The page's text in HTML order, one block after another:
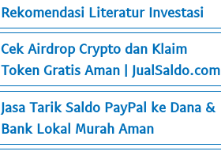
Rekomendasi Literatur Investasi
Cek Airdrop Crypto dan Klaim
Token Gratis Aman | JualSaldo.com
Jasa Tarik Saldo PayPal ke Dana &
Bank Lokal Murah Aman